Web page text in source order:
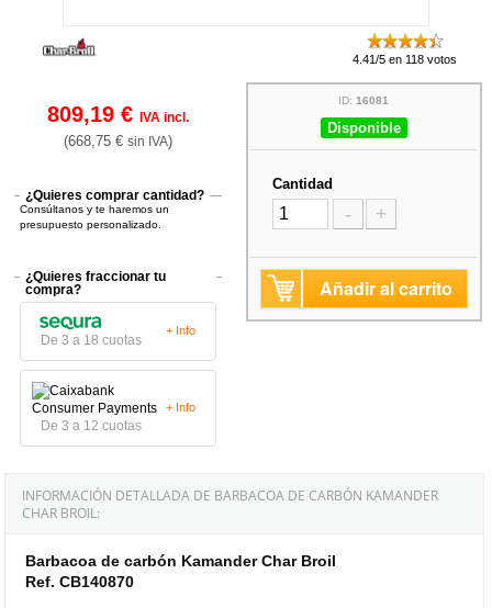
4.41/5 en 118 votos
809,19 €IVA incl.
(668,75 €sin IVA)
¿Quieres comprar cantidad?
Consúltanos y te haremos un
presupuesto personalizado.
¿Quieres fraccionar tu
compra?
De 3 a 18 cuotas
+ Info
De 3 a 12 cuotas
+ Info
ID:16081
Disponible
Cantidad
- +
Añadir al carrito
INFORMACIÓN DETALLADA DE BARBACOA DE CARBÓN KAMANDER
CHAR BROIL:
Barbacoa de carbón Kamander Char Broil
Ref. CB140870